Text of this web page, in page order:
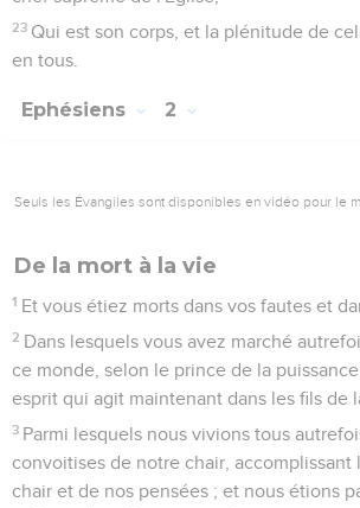
23 Qui est son corps, et la plénitude de
en tous.
Ephésiens 2
Seuls les Évangiles sont disponibles en vidéo pour le
De la mort à la vie
1 Et vous étiez morts dans vos fautes et
2 Dans lesquels vous avez marché
ce monde, selon le prince de la
esprit qui agit maintenant dans les fils de
3 Parmi lesquels nous vivions tous
convoitises de notre chair, accomplissant
chair et de nos pensées ; et nous étions